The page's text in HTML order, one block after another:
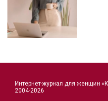
Интернет-журнал для женщин
2004-2026